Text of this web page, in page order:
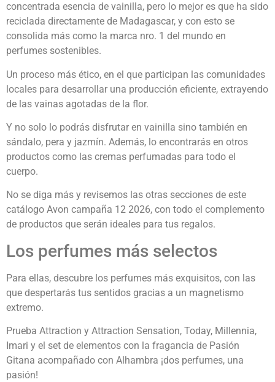
concentrada esencia de vainilla, pero lo mejor es que ha sido
reciclada directamente de Madagascar, y con esto se
consolida más como la marca nro. 1 del mundo en
perfumes sostenibles.
Un proceso más ético, en el que participan las comunidades
locales para desarrollar una producción eficiente, extrayendo
de las vainas agotadas de la flor.
Y no solo lo podrás disfrutar en vainilla sino también en
sándalo, pera y jazmín. Además, lo encontrarás en otros
productos como las cremas perfumadas para todo el
cuerpo.
No se diga más y revisemos las otras secciones de este
catálogo Avon campaña 12 2026, con todo el complemento
de productos que serán ideales para tus regalos.
Los perfumes más selectos
Para ellas, descubre los perfumes más exquisitos, con las
que despertarás tus sentidos gracias a un magnetismo
extremo.
Prueba Attraction y Attraction Sensation, Today, Millennia,
Imari y el set de elementos con la fragancia de Pasión
Gitana acompañado con Alhambra ¡dos perfumes, una
pasión!